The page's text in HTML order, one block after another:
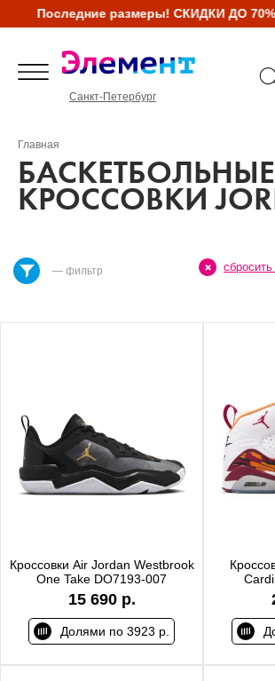
Последние размеры! СКИДКИ ДО 70%
Санкт-Петербург
Главная
БАСКЕТБОЛЬНЫЕ
КРОССОВКИ
— фильтр
Кроссовки Air Jordan Westbrook
One Take DO7193-007
15 690 р.
Долями по 3923 р.